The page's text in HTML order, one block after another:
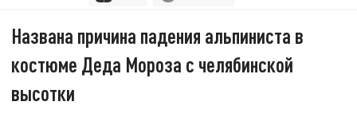
Названа причина падения альпиниста в
костюме Деда Мороза с челябинской
высотки